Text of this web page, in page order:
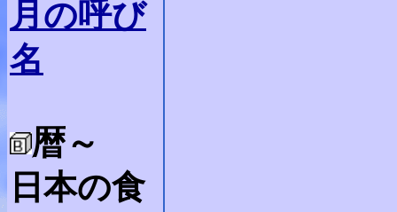
月の呼び
名
暦～
日本の食